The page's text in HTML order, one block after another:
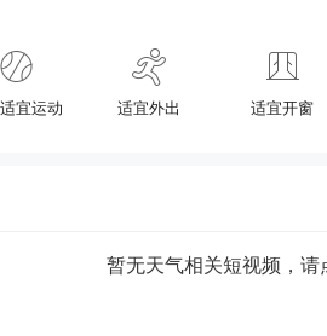
宜运动 适宜外出 适宜开窗
暂无天气相关短视频，请